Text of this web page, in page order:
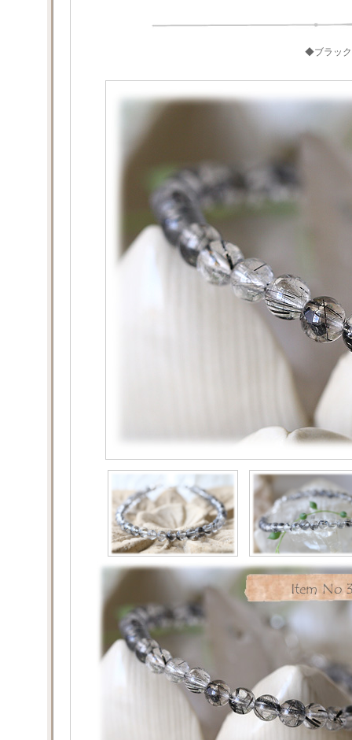
◆ブラッ